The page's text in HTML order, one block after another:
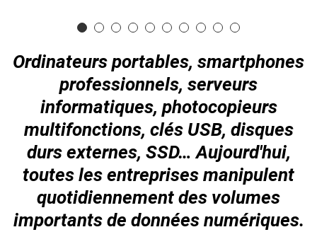
Ordinateurs portables, smartphones
professionnels, serveurs
informatiques, photocopieurs
multifonctions, clés USB, disques
durs externes, SSD… Aujourd'hui,
toutes les entreprises manipulent
quotidiennement des volumes
importants de données numériques.